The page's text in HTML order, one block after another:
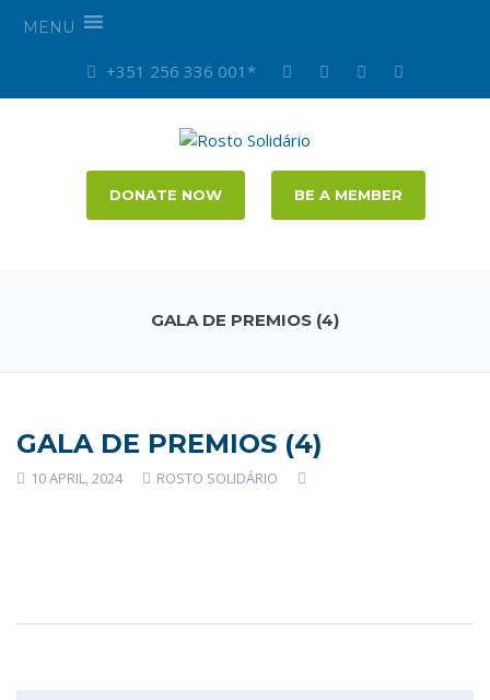
MENU
+351 256 336 001*
DONATE NOW BE A MEMBER
GALA DE PREMIOS (4)
GALA DE PREMIOS (4)
10 APRIL, 2024 ROSTO SOLIDÁRIO